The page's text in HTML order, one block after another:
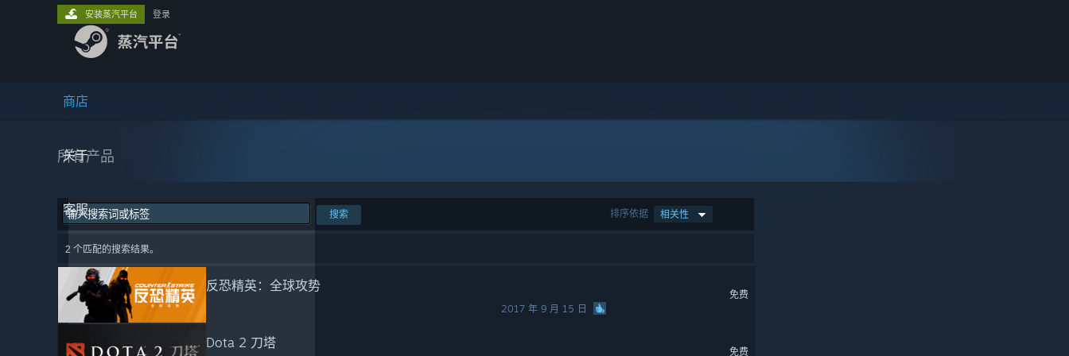
商店
关于
客服
安装蒸汽平台 登录
所有产品
排序依据 相关性
搜索
2 个匹配的搜索结果。
反恐精英：全球攻势
2017 年 9 月 15 日
免费
Dota 2 刀塔
免费